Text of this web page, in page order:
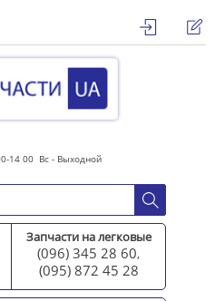
14 00 Вс - Выходной
Запчасти на легковые
(096) 345 28 60,
(095) 872 45 28